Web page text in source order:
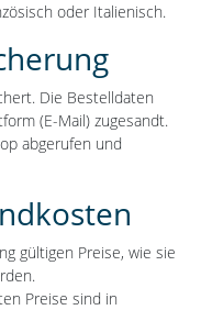
oder Italienisch.
Die Bestelldaten
(E-Mail) zugesandt.
abgerufen und
gültigen Preise, wie sie
Preise sind in